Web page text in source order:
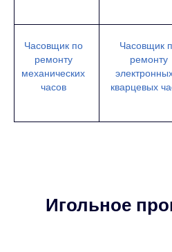
Часовщик по
ремонту
механических
часов
Часовщик
ремонту
кварцевых
Игольное